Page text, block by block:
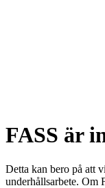
FASS är
Detta kan bero på att
underhållsarbete. Om